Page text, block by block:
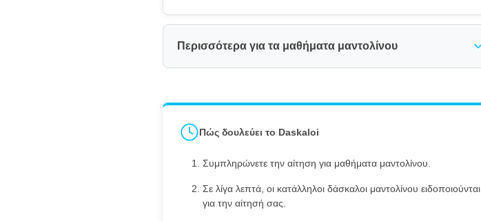
Περισσότερα για τα μαθήματα μαντολίνου
Πώς δουλεύει το Daskaloi
Συμπληρώνετε την αίτηση για μαθήματα μαντολίνου.
Σε λίγα λεπτά, οι κατάλληλοι δάσκαλοι μαντολίνου ειδοποιούνται
για την αίτησή σας.